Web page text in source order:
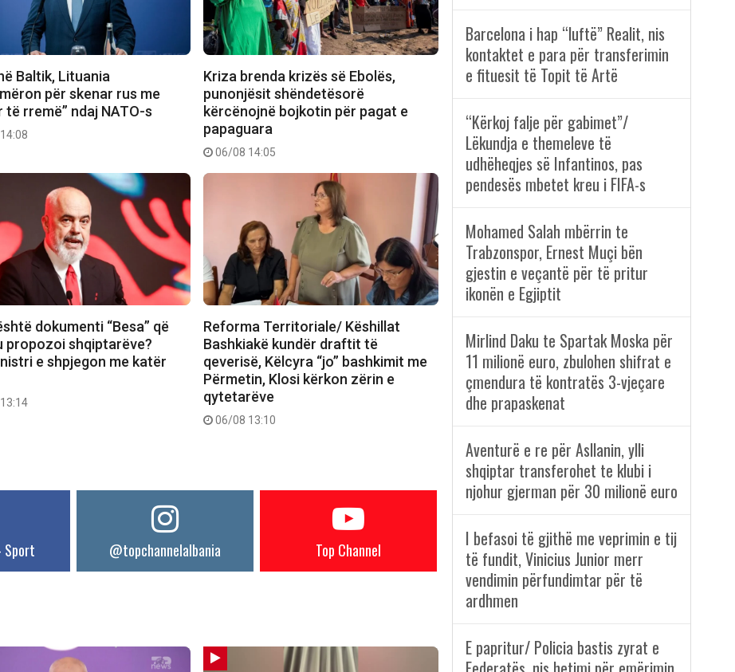
Baltik, Lituania
për skenar rus me
të rremë” ndaj NATO-s
Kriza brenda krizës së Ebolës,
punonjësit shëndetësorë
kërcënojnë bojkotin për pagat e
papaguara
06/08 14:05
dokumenti “Besa” që
propozoi shqiptarëve?
e shpjegon me katër
Reforma Territoriale/ Këshillat
Bashkiakë kundër draftit të
qeverisë, Këlcyra “jo” bashkimit me
Përmetin, Klosi kërkon zërin e
qytetarëve
06/08 13:10
Sport @topchannelalbania Top Channel
Barcelona i hap “luftë” Realit, nis
kontaktet e para për transferimin
e fituesit të Topit të Artë
“Kërkoj falje për gabimet”/
Lëkundja e themeleve të
udhëheqjes së Infantinos, pas
pendesës mbetet kreu i FIFA-s
Mohamed Salah mbërrin te
Trabzonspor, Ernest Muçi bën
gjestin e veçantë për të pritur
ikonën e Egjiptit
Mirlind Daku te Spartak Moska për
11 milionë euro, zbulohen shifrat e
çmendura të kontratës 3-vjeçare
dhe prapaskenat
Aventurë e re për Asllanin, ylli
shqiptar transferohet te klubi i
njohur gjerman për 30 milionë euro
I befasoi të gjithë me veprimin e tij
të fundit, Vinicius Junior merr
vendimin përfundimtar për të
ardhmen
E papritur/ Policia bastis zyrat e